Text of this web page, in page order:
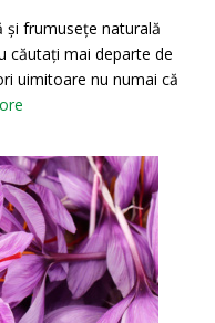
și frumusețe naturală
căutați mai departe de
uimitoare nu numai că